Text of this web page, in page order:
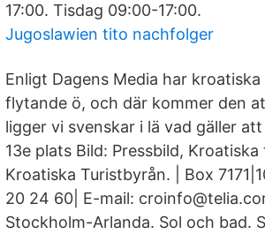
17:00. Tisdag 09:00-17:00.
Jugoslawien tito nachfolger
Enligt Dagens Media har
flytande ö, och där kommer den
ligger vi svenskar i lä vad gäller
13e plats Bild: Pressbild,
Kroatiska Turistbyrån. | Box
20 24 60| E-mail:
Stockholm-Arlanda. Sol och bad.